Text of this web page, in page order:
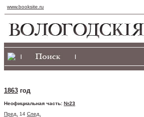
www.booksite.ru
| |
1863 год
Неофициальная часть: №23
Пред.
14 След.